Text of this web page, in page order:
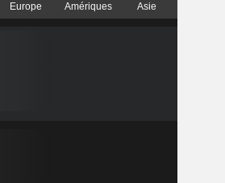
Europe Amériques Asie